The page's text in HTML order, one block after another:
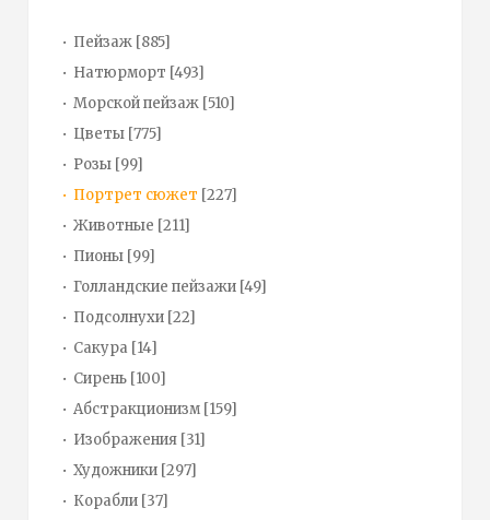
Пейзаж [885]
Натюрморт [493]
Морской пейзаж [510]
Цветы [775]
Розы [99]
Портрет сюжет [227]
Животные [211]
Пионы [99]
Голландские пейзажи [49]
Подсолнухи [22]
Сакура [14]
Сирень [100]
Абстракционизм [159]
Изображения [31]
Художники [297]
Корабли [37]